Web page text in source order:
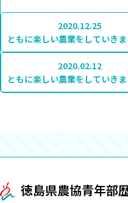
2020.12.25
ともに楽しい農業をしていき
2020.02.12
ともに楽しい農業をしていき
徳島県農協青年部